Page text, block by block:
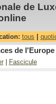
de
tous
de l'Europe
| Fascicule